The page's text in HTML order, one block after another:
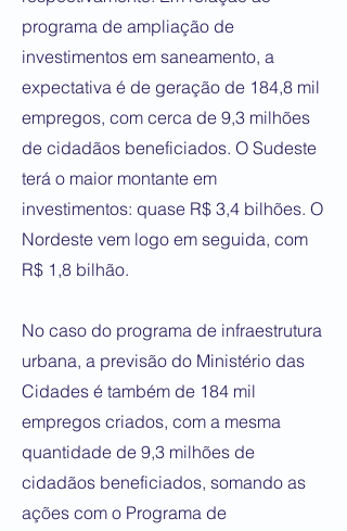
programa de ampliação de
investimentos em saneamento, a
expectativa é de geração de 184,8 mil
empregos, com cerca de 9,3 milhões
de cidadãos beneficiados. O Sudeste
terá o maior montante em
investimentos: quase R$ 3,4 bilhões. O
Nordeste vem logo em seguida, com
R$ 1,8 bilhão.
No caso do programa de infraestrutura
urbana, a previsão do Ministério das
Cidades é também de 184 mil
empregos criados, com a mesma
quantidade de 9,3 milhões de
cidadãos beneficiados, somando as
ações com o Programa de